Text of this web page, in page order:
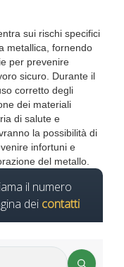
sui rischi specifici
metallica, fornendo
per prevenire
sicuro. Durante il
corretto degli
dei materiali
di salute e
la possibilità di
infortuni e
del metallo.
il numero
dei contatti